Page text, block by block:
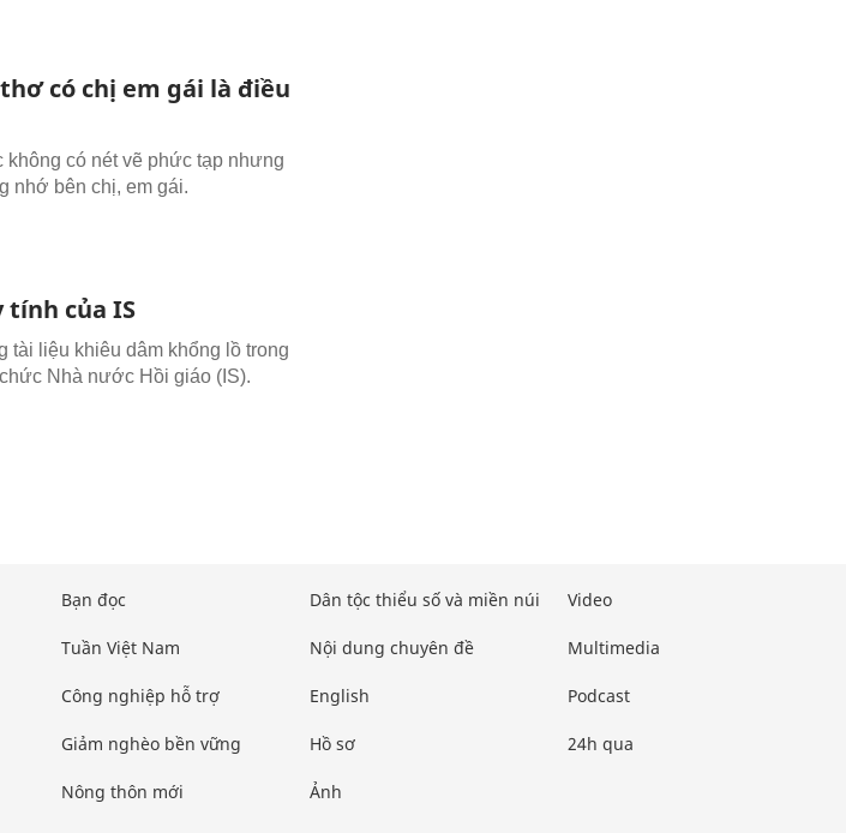
có chị em gái là điều
có nét vẽ phức tạp nhưng
nhớ bên chị, em gái.
của IS
tài liệu khiêu dâm khổng lồ trong
Nhà nước Hồi giáo (IS).
Bạn đọc
Tuần Việt Nam
Công nghiệp hỗ trợ
Giảm nghèo bền vững
Nông thôn mới
Dân tộc thiểu số và miền núi
Nội dung chuyên đề
English
Hồ sơ
Ảnh
Video
Multimedia
Podcast
24h qua